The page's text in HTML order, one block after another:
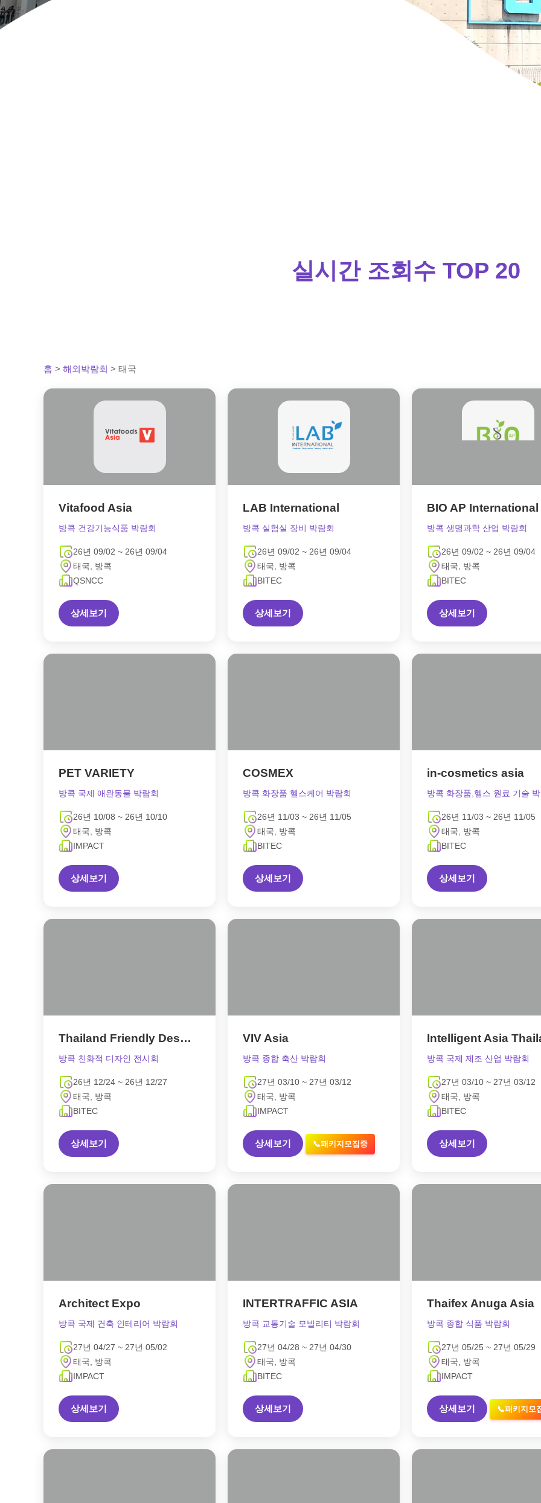
실시간 조회수 TOP 20
홈 > 해외박람회 > 태국
Vitafood Asia
방콕 건강기능식품 박람회
26년 09/02 ~ 26년 09/04
태국, 방콕
QSNCC
상세보기
LAB International
방콕 실험실 장비 박람회
26년 09/02 ~ 26년 09/04
태국, 방콕
BITEC
상세보기
BIO AP International
방콕 생명과학 산업 박람회
26년 09/02 ~ 26년 09/04
태국, 방콕
BITEC
상세보기
PET VARIETY
방콕 국제 애완동물 박람회
26년 10/08 ~ 26년 10/10
태국, 방콕
IMPACT
상세보기
COSMEX
방콕 화장품 헬스케어 박람회
26년 11/03 ~ 26년 11/05
태국, 방콕
BITEC
상세보기
in-cosmetics asia
방콕 화장품,헬스 원료 기술
26년 11/03 ~ 26년 11/05
태국, 방콕
BITEC
상세보기
Thailand Friendly Design Expo
방콕 친화적 디자인 전시회
26년 12/24 ~ 26년 12/27
태국, 방콕
BITEC
상세보기
VIV Asia
방콕 종합 축산 박람회
27년 03/10 ~ 27년 03/12
태국, 방콕
IMPACT
상세보기 📞패키지모집중
Intelligent Asia
방콕 국제 제조 산업 박람회
27년 03/10 ~ 27년 03/12
태국, 방콕
BITEC
상세보기
Architect Expo
방콕 국제 건축 인테리어 박람회
27년 04/27 ~ 27년 05/02
태국, 방콕
IMPACT
상세보기
INTERTRAFFIC ASIA
방콕 교통기술 모빌리티 박람회
27년 04/28 ~ 27년 04/30
태국, 방콕
BITEC
상세보기
Thaifex Anuga Asia
방콕 종합 식품 박람회
27년 05/25 ~ 27년 05/29
태국, 방콕
IMPACT
상세보기 📞패키지모